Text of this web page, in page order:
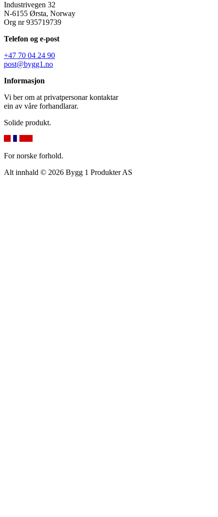
Industrivegen 32
N-6155 Ørsta, Norway
Org nr 935719739
Telefon og e-post
+47 70 04 24 90
post@bygg1.no
Informasjon
Vi ber om at privatpersonar kontaktar
ein av våre forhandlarar.
Solide produkt.
For norske forhold.
Alt innhald © 2026 Bygg 1 Produkter AS